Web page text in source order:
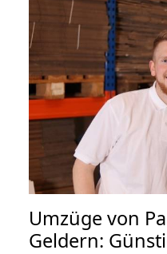
Umzüge von
Geldern: